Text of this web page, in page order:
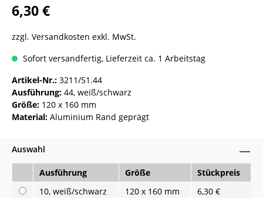
6,30 €
zzgl. Versandkosten exkl. MwSt.
Sofort versandfertig, Lieferzeit ca. 1 Arbeitstag
Artikel-Nr.: 3211/51.44
Ausführung: 44, weiß/schwarz
Größe: 120 x 160 mm
Material: Aluminium Rand geprägt
Auswahl
Ausführung Größe
Stückpreis
10, weiß/schwarz
120 x 160 mm
6,30 €